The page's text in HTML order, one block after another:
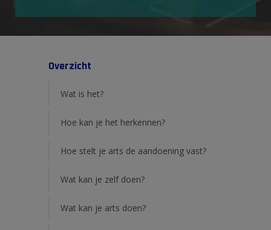
Overzicht
Wat is het?
Hoe kan je het herkennen?
Hoe stelt je arts de aandoening vast?
Wat kan je zelf doen?
Wat kan je arts doen?